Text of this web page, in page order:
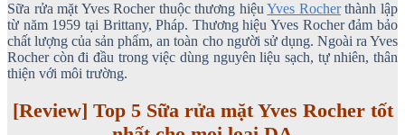
Sữa rửa mặt Yves Rocher thuộc thương hiệuYves Rocherthành lập
từ năm 1959 tại Brittany, Pháp. Thương hiệu Yves Rocher đảm bảo
chất lượng của sản phẩm, an toàn cho người sử dụng. Ngoài ra Yves
Rocher còn đi đầu trong việc dùng nguyên liệu sạch, tự nhiên, thân
thiện với môi trường.
[Review] Top 5 Sữa rửa mặt Yves Rocher tốt